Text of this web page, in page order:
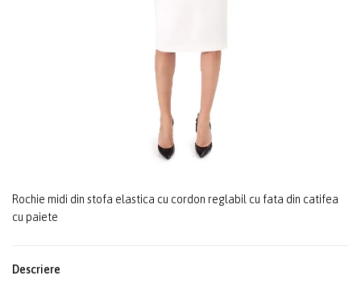
Rochie midi din stofa elastica cu cordon reglabil cu fata din catifea
cu paiete
Descriere